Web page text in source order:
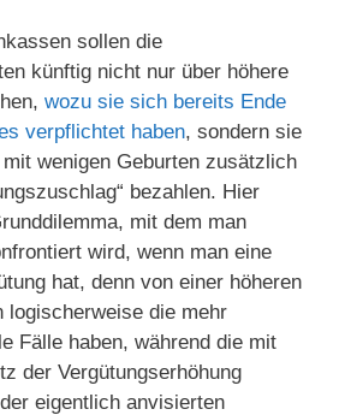
sollen die
künftig nicht nur über höhere
wozu sie sich bereits Ende
verpflichtet haben, sondern sie
wenigen Geburten zusätzlich
bezahlen. Hier
mit dem man
wird, wenn man eine
hat, denn von einer höheren
logischerweise die mehr
Fälle haben, während die mit
der Vergütungserhöhung
eigentlich anvisierten